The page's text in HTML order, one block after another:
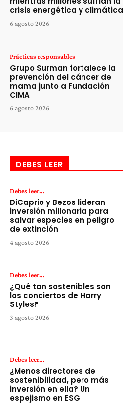
crisis energética y climática
6 agosto 2026
Prácticas responsables
Grupo Surman fortalece la
prevención del cáncer de
mama junto a Fundación
CIMA
6 agosto 2026
DEBES LEER
Debes leer...
DiCaprio y Bezos lideran
inversión millonaria para
salvar especies en peligro
de extinción
4 agosto 2026
Debes leer...
¿Qué tan sostenibles son
los conciertos de Harry
Styles?
3 agosto 2026
Debes leer...
¿Menos directores de
sostenibilidad, pero más
inversión en ella? Un
espejismo en ESG